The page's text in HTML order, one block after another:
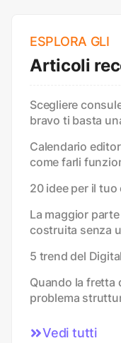
ESPLORA GLI
Articoli
Scegliere
bravo ti basta
Calendario
come farli
20 idee per il
La maggior
costruita senza
5 trend del
Quando la fretta
problema
Vedi tutti